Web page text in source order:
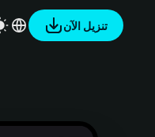
تنزيل الآن